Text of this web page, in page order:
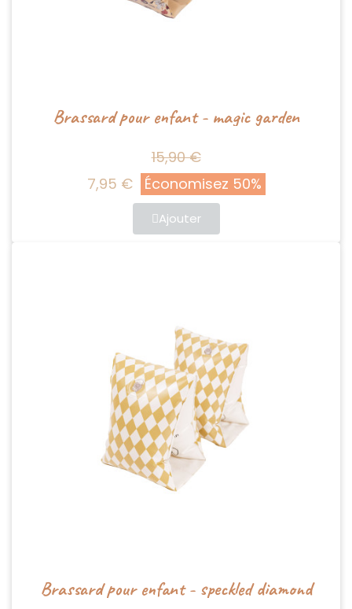
Brassard pour enfant - magic garden
15,90 €
7,95 €
Économisez 50%
Ajouter
Brassard pour enfant - speckled diamond